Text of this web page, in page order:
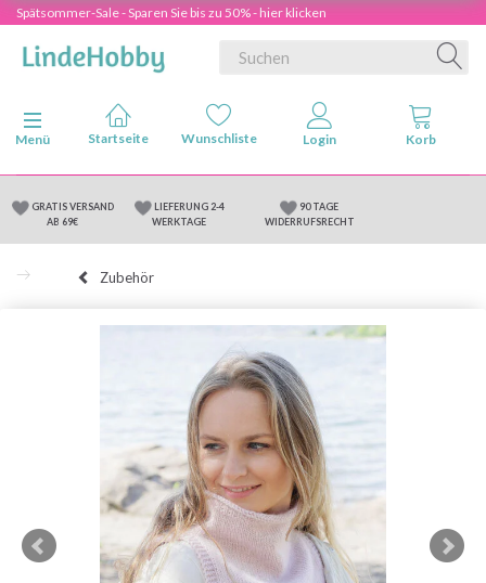
Spätsommer-Sale - Sparen Sie bis zu 50% - hier klicken
Anzeige ändern
Menü
GRATIS VERSAND
AB 69€
LIEFERUNG 2-4
WERKTAGE
90 TAGE
WIDERRUFSRECHT
Zubehör